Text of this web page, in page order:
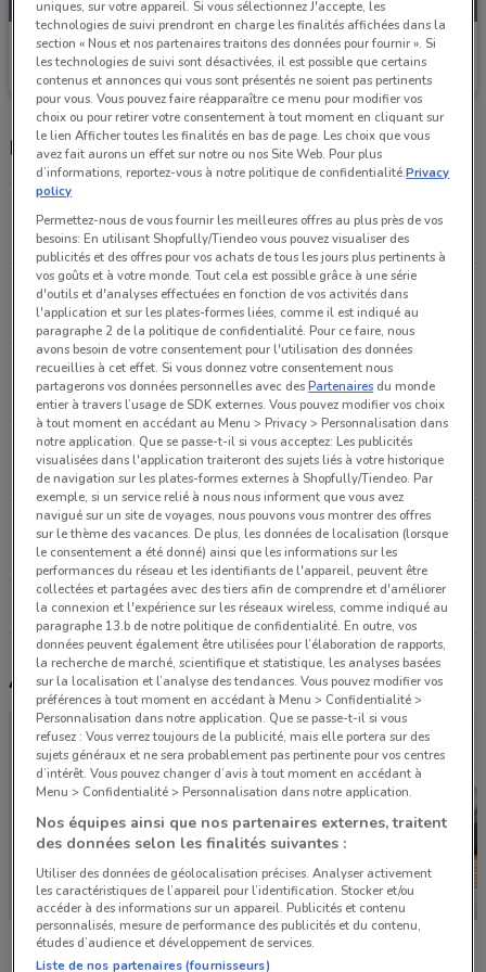
Lissac
Valable jusqu'au 31/12
Magasins Lissac dans les environs
114 rue de Rivoli Paris
414 m
OUVERT
207 boulevard Saint Germain Paris
1.2 km
OUVERT
7 rue Monge Paris
1.4 km
OUVERT
1 rue Auber Paris
1.5 km
OUVERT
37 Rue Saint Placide Paris
1.7 km
OUVERT
Tous les magasins Lissac
Autres catalogues à proximité
Weldom Feu Vert
uniques, sur votre appareil. Si vous sélectionnez J'accepte, les
technologies de suivi prendront en charge les finalités affichées dans la
section « Nous et nos partenaires traitons des données pour fournir ». Si
les technologies de suivi sont désactivées, il est possible que certains
contenus et annonces qui vous sont présentés ne soient pas pertinents
pour vous. Vous pouvez faire réapparaître ce menu pour modifier vos
choix ou pour retirer votre consentement à tout moment en cliquant sur
le lien Afficher toutes les finalités en bas de page. Les choix que vous
avez fait aurons un effet sur notre ou nos Site Web. Pour plus
d’informations, reportez-vous à notre politique de confidentialité.Privacy
policy
Permettez-nous de vous fournir les meilleures offres au plus près de vos
besoins: En utilisant Shopfully/Tiendeo vous pouvez visualiser des
publicités et des offres pour vos achats de tous les jours plus pertinents à
vos goûts et à votre monde. Tout cela est possible grâce à une série
d'outils et d'analyses effectuées en fonction de vos activités dans
l'application et sur les plates-formes liées, comme il est indiqué au
paragraphe 2 de la politique de confidentialité. Pour ce faire, nous
avons besoin de votre consentement pour l'utilisation des données
recueillies à cet effet. Si vous donnez votre consentement nous
partagerons vos données personnelles avec desPartenaires du monde
entier à travers l’usage de SDK externes. Vous pouvez modifier vos choix
à tout moment en accédant au Menu > Privacy > Personnalisation dans
notre application. Que se passe-t-il si vous acceptez: Les publicités
visualisées dans l'application traiteront des sujets liés à votre historique
de navigation sur les plates-formes externes à Shopfully/Tiendeo. Par
exemple, si un service relié à nous nous informent que vous avez
navigué sur un site de voyages, nous pouvons vous montrer des offres
sur le thème des vacances. De plus, les données de localisation (lorsque
le consentement a été donné) ainsi que les informations sur les
performances du réseau et les identifiants de l'appareil, peuvent être
collectées et partagées avec des tiers afin de comprendre et d'améliorer
la connexion et l'expérience sur les réseaux wireless, comme indiqué au
paragraphe 13.b de notre politique de confidentialité. En outre, vos
données peuvent également être utilisées pour l’élaboration de rapports,
la recherche de marché, scientifique et statistique, les analyses basées
sur la localisation et l’analyse des tendances. Vous pouvez modifier vos
préférences à tout moment en accédant à Menu > Confidentialité >
Personnalisation dans notre application. Que se passe-t-il si vous
refusez : Vous verrez toujours de la publicité, mais elle portera sur des
sujets généraux et ne sera probablement pas pertinente pour vos centres
d’intérêt. Vous pouvez changer d’avis à tout moment en accédant à
Menu > Confidentialité > Personnalisation dans notre application.
Nos équipes ainsi que nos partenaires externes, traitent
des données selon les finalités suivantes :
Utiliser des données de géolocalisation précises. Analyser activement
les caractéristiques de l’appareil pour l’identification. Stocker et/ou
accéder à des informations sur un appareil. Publicités et contenu
personnalisés, mesure de performance des publicités et du contenu,
études d’audience et développement de services.
Liste de nos partenaires (fournisseurs)